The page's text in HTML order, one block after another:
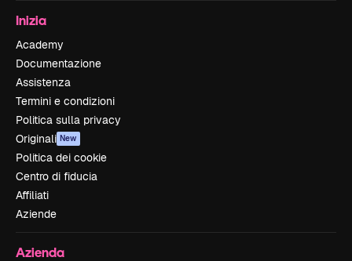
Inizia
Academy
Documentazione
Assistenza
Termini e condizioni
Politica sulla privacy
Originali New
Politica dei cookie
Centro di fiducia
Affiliati
Aziende
Azienda